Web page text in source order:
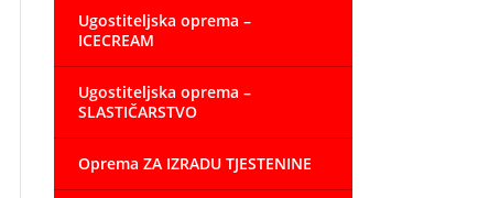
Ugostiteljska oprema –
ICECREAM
Ugostiteljska oprema –
SLASTIČARSTVO
Oprema ZA IZRADU TJESTENINE